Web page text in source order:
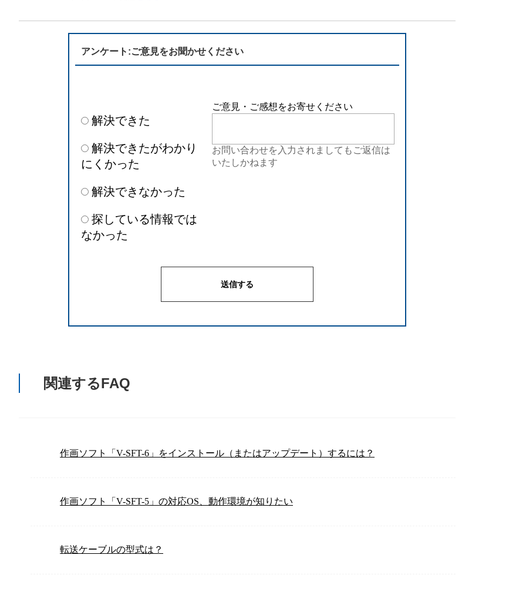
アンケート:ご意見をお聞かせください
解決できた
解決できたがわかり
にくかった
解決できなかった
探している情報では
なかった
ご意見・ご感想をお寄せください
お問い合わせを入力されましてもご返信は
いたしかねます
関連するFAQ
作画ソフト「V-SFT-6」をインストール（またはアップデート）するには？
作画ソフト「V-SFT-5」の対応OS、動作環境が知りたい
転送ケーブルの型式は？